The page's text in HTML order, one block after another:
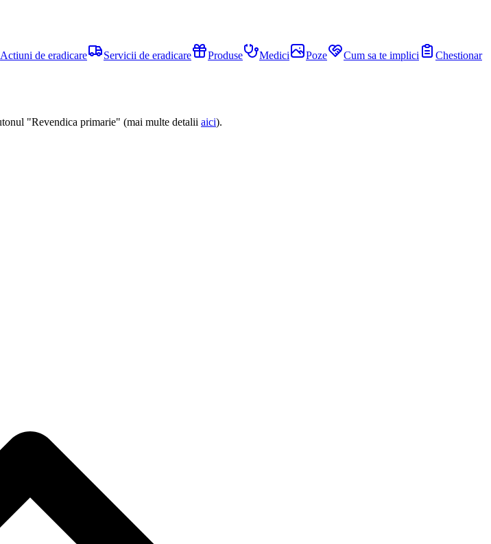
Actiuni de eradicare Servicii de eradicare Produse Medici Poze Cum sa te implici
Chestionar
"Revendica primarie" (mai multe detalii aici).